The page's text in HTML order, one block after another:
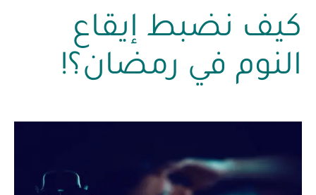
كيف نضبط إيقاع
النوم في رمضان؟!